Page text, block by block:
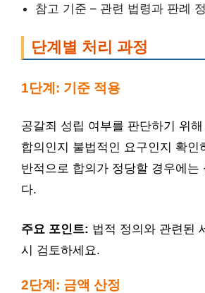
참고 기준 – 관련 법령과 판례
단계별 처리 과정
1단계: 기준 적용
공갈죄 성립 여부를 판단하기 위
합의인지 불법적인 요구인지 확인
반적으로 합의가 정당할 경우에는
다.
주요 포인트: 법적 정의와 관련된
시 검토하세요.
2단계: 금액 산정